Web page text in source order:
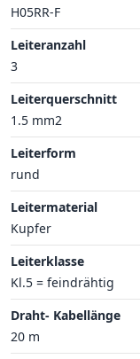
H05RR-F
Leiteranzahl
3
Leiterquerschnitt
1.5 mm2
Leiterform
rund
Leitermaterial
Kupfer
Leiterklasse
Kl.5 = feindrähtig
Draht- Kabellänge
20 m